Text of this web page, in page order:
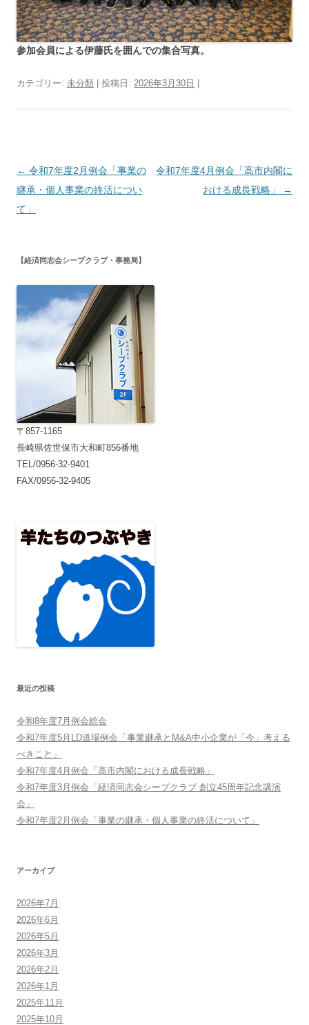
参加会員による伊藤氏を囲んでの集合写真。
カテゴリー: 未分類 | 投稿日: 2026年3月30日
投
稿
ナ
ー
シ
ョ
ン
← 令和7年度2月例会「事業の
継承・個人事業の終活につい
て」
令和7年度4月例会「高市内閣に
おける成長戦略」
→
【経済同志会シープクラブ・事務局】
〒857-1165
長崎県佐世保市大和町856番地
TEL/0956-32-9401
FAX/0956-32-9405
最近の投稿
令和8年度7月例会総会
令和7年度5月LD道場例会「事業継承とM&A中小企業が「今」考える
べきこと」
令和7年度4月例会「高市内閣における成長戦略」
令和7年度3月例会「経済同志会シープクラブ 創立45周年記念講演
会」
令和7年度2月例会「事業の継承・個人事業の終活について」
アーカイブ
2026年7月
2026年6月
2026年5月
2026年3月
2026年2月
2026年1月
2025年11月
2025年10月